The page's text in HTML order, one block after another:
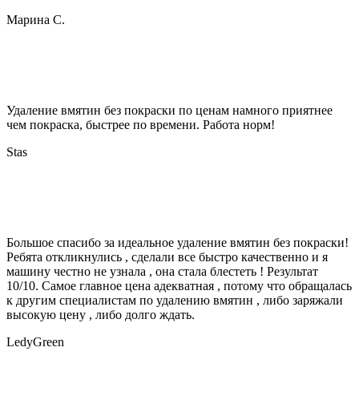
Марина С.
Удаление вмятин без покраски по ценам намного приятнее
чем покраска, быстрее по времени. Работа норм!
Stas
Большое спасибо за идеальное удаление вмятин без покраски!
Ребята откликнулись , сделали все быстро качественно и я
машину честно не узнала , она стала блестеть ! Результат
10/10. Самое главное цена адекватная , потому что обращалась
к другим специалистам по удалению вмятин , либо заряжали
высокую цену , либо долго ждать.
LedyGreen